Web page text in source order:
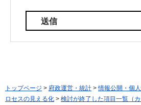
トップページ > 府政運営・統計 >情報公開・個
ロセスの見える化 > 検討が終了した項目一覧（カ